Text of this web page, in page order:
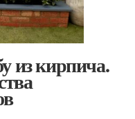
из кирпича.